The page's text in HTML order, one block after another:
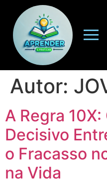
Autor:
A Regra
Decisivo
o Fracasso
na Vida